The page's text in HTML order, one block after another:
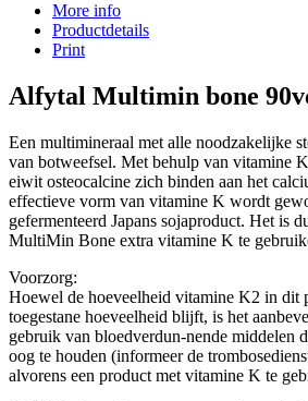
More info
Productdetails
Print
Alfytal Multimin bone
Een multimineraal met alle noodzakelijke
van botweefsel. Met behulp van vitamine
eiwit osteocalcine zich binden aan het
effectieve vorm van vitamine K wordt
gefermenteerd Japans sojaproduct. Het is
MultiMin Bone extra vitamine K te
Voorzorg:
Hoewel de hoeveelheid vitamine K2 in dit
toegestane hoeveelheid blijft, is het
gebruik van bloedverdun-nende middelen
oog te houden (informeer de
alvorens een product met vitamine K te